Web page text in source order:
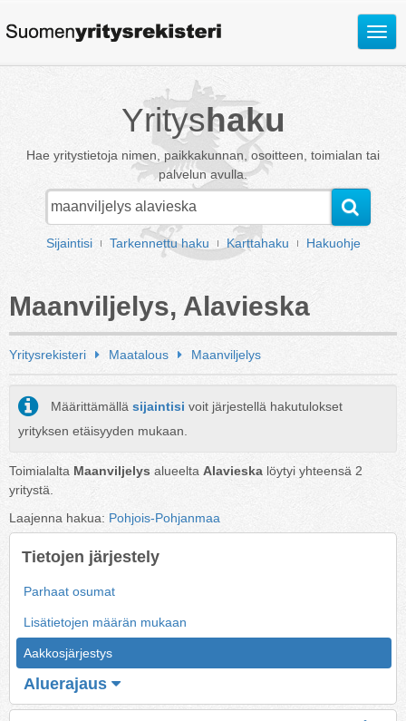
Avaa
Yrityshaku
Hae yritystietoja nimen, paikkakunnan, osoitteen, toimialan tai
palvelun avulla.
Sijaintisi Tarkennettu haku Karttahaku Hakuohje
Maanviljelys, Alavieska
Yritysrekisteri Maatalous Maanviljelys
Määrittämällä sijaintisi voit järjestellä hakutulokset
yrityksen etäisyyden mukaan.
Toimialalta Maanviljelys alueelta Alavieska löytyi yhteensä 2
yritystä.
Laajenna hakua: Pohjois-Pohjanmaa
Tietojen järjestely
Parhaat osumat
Lisätietojen määrän mukaan
Aakkosjärjestys
Aluerajaus